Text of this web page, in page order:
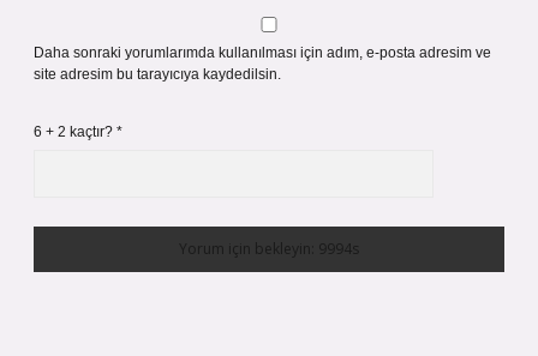
Daha sonraki yorumlarımda kullanılması için adım, e-posta adresim ve
site adresim bu tarayıcıya kaydedilsin.
6 + 2 kaçtır? *